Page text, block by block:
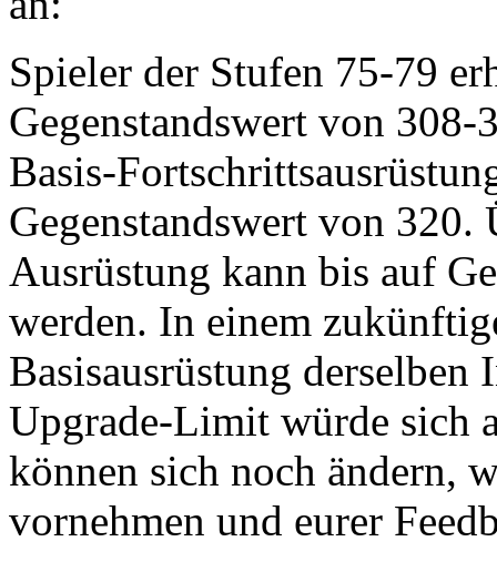
Spieler der Stufen 75-79
Gegenstandswert von
Basis-
Gegenstandswert von 320.
Ausrüstung kann bis auf
werden. In einem
Basisausrüstung derselben
Upgrade-Limit würde sich
können sich noch ändern,
vornehmen und eurer